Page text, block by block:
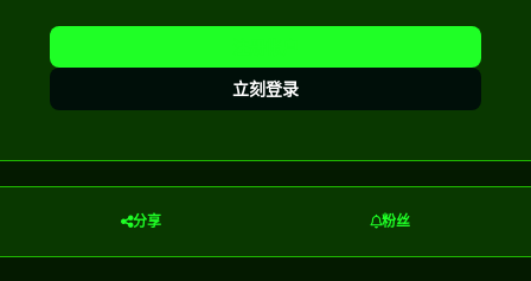
立刻登录
分享 粉丝